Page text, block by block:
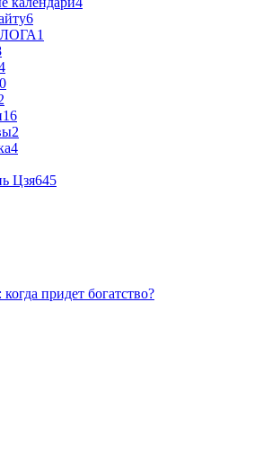
6
1
16
2
4
Цзя645
придет богатство?